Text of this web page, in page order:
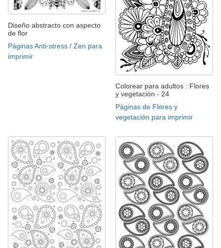
Diseño abstracto con aspecto
de flor
Páginas Anti-stress / Zen para
imprimir
Colorear para adultos : Flores
y vegetación - 24
Páginas de Flores y
vegetación para imprimir